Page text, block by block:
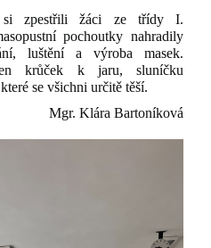
si zpestřili žáci ze třídy I.
pochoutky nahradily
luštění a výroba masek.
krůček k jaru, sluníčku
se všichni určitě těší.
Mgr. Klára Bartoníková